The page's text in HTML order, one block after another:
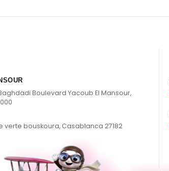
Boulevard Yacoub El Mansour,
verte bouskoura, Casablanca 27182